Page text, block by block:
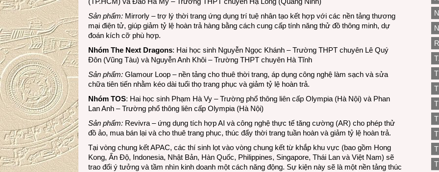
Sản phẩm: Mirrorly – trợ lý thời trang ứng dụng trí tuệ nhân tạo kết hợp với các nền tảng thương
mại điện tử, giúp giảm tỷ lệ hoàn trả hàng bằng cách cung cấp tính năng thử đồ thông minh, dự
đoán kích cỡ phù hợp.
Nhóm The Next Dragons: Hai học sinh Nguyễn Ngọc Khánh – Trường THPT chuyên Lê Quý
Đôn (Vũng Tàu) và Nguyễn Anh Khôi – Trường THPT chuyên Hà Tĩnh
Sản phẩm: Glamour Loop – nền tảng cho thuê thời trang, áp dụng công nghệ làm sạch và sửa
chữa tiên tiến nhằm kéo dài tuổi thọ trang phục và giảm tỷ lệ hoàn trả.
Nhóm TOS: Hai học sinh Phạm Hà Vy – Trường phổ thông liên cấp Olympia (Hà Nội) và Phan
Lan Anh – Trường phổ thông liên cấp Olympia (Hà Nội)
Sản phẩm: Revivra – ứng dụng tích hợp AI và công nghệ thực tế tăng cường (AR) cho phép thử
đồ ảo, mua bán lại và cho thuê trang phục, thúc đẩy thời trang tuần hoàn và giảm tỷ lệ hoàn trả.
Tại vòng chung kết APAC, các thí sinh lọt vào vòng chung kết từ khắp khu vực (bao gồm Hong
Kong, Ấn Độ, Indonesia, Nhật Bản, Hàn Quốc, Philippines, Singapore, Thái Lan và Việt Nam) sẽ
trao đổi ý tưởng và tầm nhìn kinh doanh một cách năng động. Sự kiện này sẽ là một nền tảng thúc